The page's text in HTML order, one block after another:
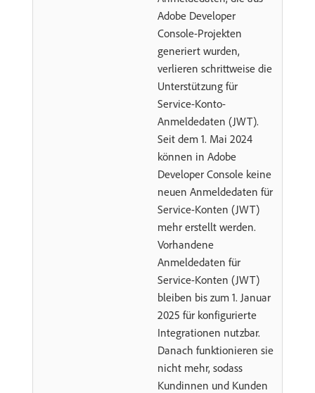
Adobe Developer
Console-Projekten
generiert wurden,
verlieren schrittweise die
Unterstützung für
Service-Konto-
Anmeldedaten (JWT).
Seit dem 1. Mai 2024
können in Adobe
Developer Console keine
neuen Anmeldedaten für
Service-Konten (JWT)
mehr erstellt werden.
Vorhandene
Anmeldedaten für
Service-Konten (JWT)
bleiben bis zum 1. Januar
2025 für konfigurierte
Integrationen nutzbar.
Danach funktionieren sie
nicht mehr, sodass
Kundinnen und Kunden